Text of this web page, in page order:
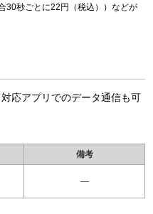
30秒ごとに22円（税込））などが
応アプリでのデータ通信も可
備考
—